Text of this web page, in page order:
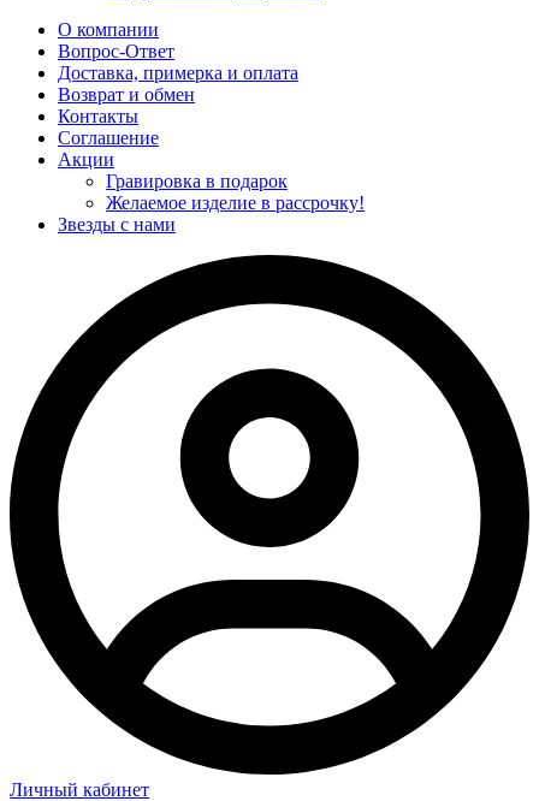
О компании
Вопрос-Ответ
Доставка, примерка и оплата
Возврат и обмен
Контакты
Соглашение
Акции
Гравировка в подарок
Желаемое изделие в рассрочку!
Звезды с нами
Личный кабинет